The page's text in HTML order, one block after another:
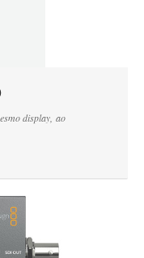
display, ao